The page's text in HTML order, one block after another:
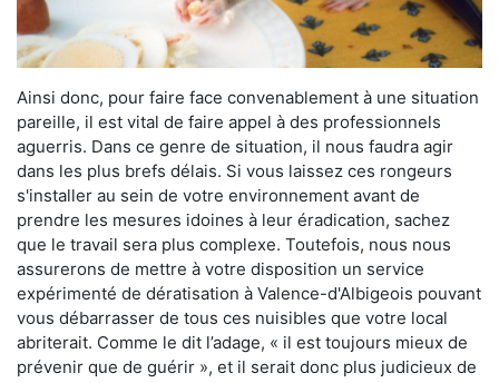
Ainsi donc, pour faire face convenablement à une situation
pareille, il est vital de faire appel à des professionnels
aguerris. Dans ce genre de situation, il nous faudra agir
dans les plus brefs délais. Si vous laissez ces rongeurs
s'installer au sein de votre environnement avant de
prendre les mesures idoines à leur éradication, sachez
que le travail sera plus complexe. Toutefois, nous nous
assurerons de mettre à votre disposition un service
expérimenté de dératisation à Valence-d'Albigeois pouvant
vous débarrasser de tous ces nuisibles que votre local
abriterait. Comme le dit l’adage, « il est toujours mieux de
prévenir que de guérir », et il serait donc plus judicieux de